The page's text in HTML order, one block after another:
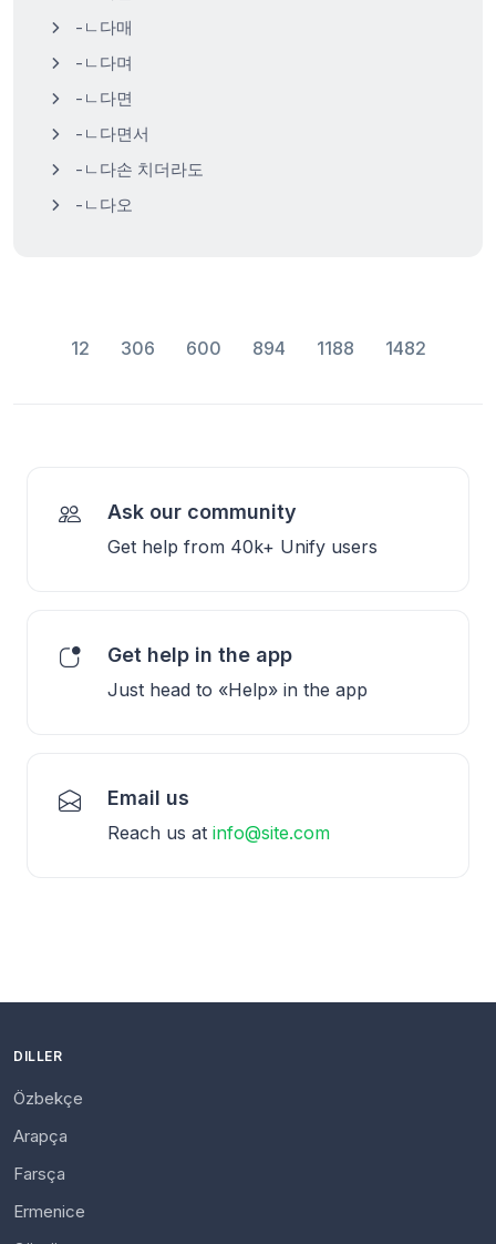
-ㄴ다매
-ㄴ다며
-ㄴ다면
-ㄴ다면서
-ㄴ다손 치더라도
-ㄴ다오
12 306 600 894 1188 1482
Ask our community
Get help from 40k+ Unify users
Get help in the app
Just head to «Help» in the app
Email us
Reach us at info@site.com
DILLER
Özbekçe
Arapça
Farsça
Ermenice